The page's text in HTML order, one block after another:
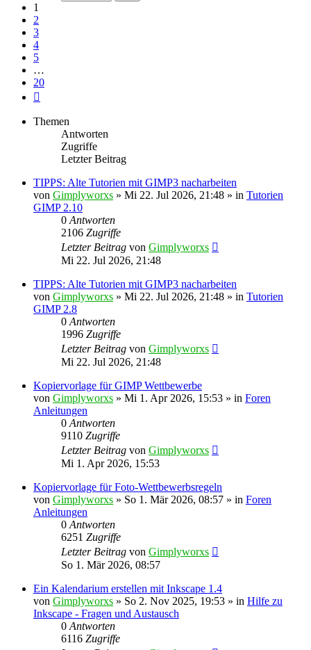
1
2
3
4
5
…
20
Themen
Antworten
Zugriffe
Letzter Beitrag
TIPPS: Alte Tutorien mit GIMP3 nacharbeiten
von Gimplyworxs » Mi 22. Jul 2026, 21:48 » in Tutorien
GIMP 2.10
0 Antworten
2106 Zugriffe
Letzter Beitrag von Gimplyworxs
Mi 22. Jul 2026, 21:48
TIPPS: Alte Tutorien mit GIMP3 nacharbeiten
von Gimplyworxs » Mi 22. Jul 2026, 21:48 » in Tutorien
GIMP 2.8
0 Antworten
1996 Zugriffe
Letzter Beitrag von Gimplyworxs
Mi 22. Jul 2026, 21:48
Kopiervorlage für GIMP Wettbewerbe
von Gimplyworxs » Mi 1. Apr 2026, 15:53 » in Foren
Anleitungen
0 Antworten
9110 Zugriffe
Letzter Beitrag von Gimplyworxs
Mi 1. Apr 2026, 15:53
Kopiervorlage für Foto-Wettbewerbsregeln
von Gimplyworxs » So 1. Mär 2026, 08:57 » in Foren
Anleitungen
0 Antworten
6251 Zugriffe
Letzter Beitrag von Gimplyworxs
So 1. Mär 2026, 08:57
Ein Kalendarium erstellen mit Inkscape 1.4
von Gimplyworxs » So 2. Nov 2025, 19:53 » in Hilfe zu
Inkscape - Fragen und Austausch
0 Antworten
6116 Zugriffe